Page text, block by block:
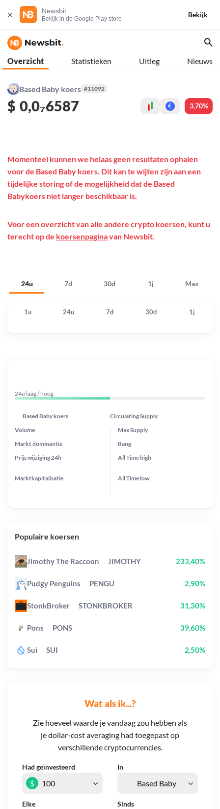
Newsbit
Bekijk in de Google Play store
Bekijk
Overzicht Statistieken Uitleg Nieuws
Based Baby koers #11092
$ 0,0₇6587 € 3,70%
24u 7d 30d 1j Max
Momenteel kunnen we helaas geen resultaten ophalen
voor de Based Baby koers. Dit kan te wijten zijn aan een
tijdelijke storing of de mogelijkheid dat de Based
Babykoers niet langer beschikbaar is.
Voor een overzicht van alle andere crypto koersen, kunt u
terecht op de koersenpaginavan Newsbit.
1u 24u 7d 30d 1j
Wat als ik...?
Zie hoeveel waarde je vandaag zou hebben als
je dollar-cost averaging had toegepast op
verschillende cryptocurrencies.
Had geïnvesteerd In
Elke Sinds
$
24u laag / hoog
Based Baby koers Circulating Supply
Prijs wijziging 24h
Max Supply
Markt dominantie
Marktkapitalisatie
Volume
Rang
All Timehigh
All Time low
Populaire koersen
Jimothy The Raccoon JIMOTHY 233,40%
Pudgy Penguins PENGU 2,90%
StonkBroker STONKBROKER 31,30%
Pons PONS 39,60%
Sui SUI 2,50%